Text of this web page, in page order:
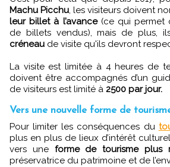
Machu Picchu, les visiteurs doivent
leur billet à l’avance(ce qui permet
de billets vendus), mais de plus,
créneau de visite qu'ils devront
La visite est limitée à 4 heures de
doivent être accompagnés d’un
de visiteurs est limité à 2500 par jour.
Vers une nouvelle forme de
Pour limiter les conséquences du
plus en plus de lieux d’intérêt
vers une forme de tourisme plus
préservatrice du patrimoine et de